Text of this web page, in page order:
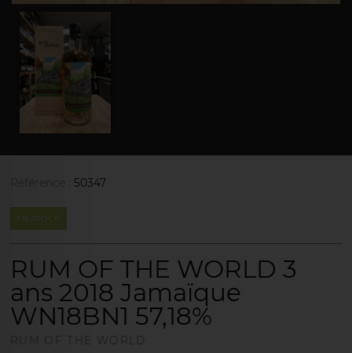
50347
EN STOCK
RUM OF THE WORLD 3
ans 2018 Jamaïque
WN18BN1 57,18%
RUM OF THE WORLD